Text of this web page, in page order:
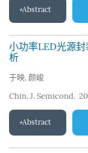
Abstract
小功率LED光源
析
于映, 颜峻
Chin. J. Semicond.
Abstract